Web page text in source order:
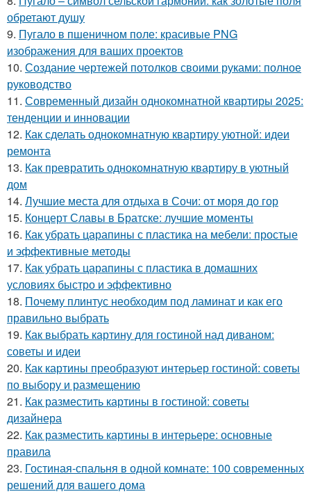
обретают душу
9. Пугало в пшеничном поле: красивые PNG
изображения для ваших проектов
10. Создание чертежей потолков своими руками: полное
руководство
11. Современный дизайн однокомнатной квартиры 2025:
тенденции и инновации
12. Как сделать однокомнатную квартиру уютной: идеи
ремонта
13. Как превратить однокомнатную квартиру в уютный
дом
14. Лучшие места для отдыха в Сочи: от моря до гор
15. Концерт Славы в Братске: лучшие моменты
16. Как убрать царапины с пластика на мебели: простые
и эффективные методы
17. Как убрать царапины с пластика в домашних
условиях быстро и эффективно
18. Почему плинтус необходим под ламинат и как его
правильно выбрать
19. Как выбрать картину для гостиной над диваном:
советы и идеи
20. Как картины преобразуют интерьер гостиной: советы
по выбору и размещению
21. Как разместить картины в гостиной: советы
дизайнера
22. Как разместить картины в интерьере: основные
правила
23. Гостиная-спальня в одной комнате: 100 современных
решений для вашего дома